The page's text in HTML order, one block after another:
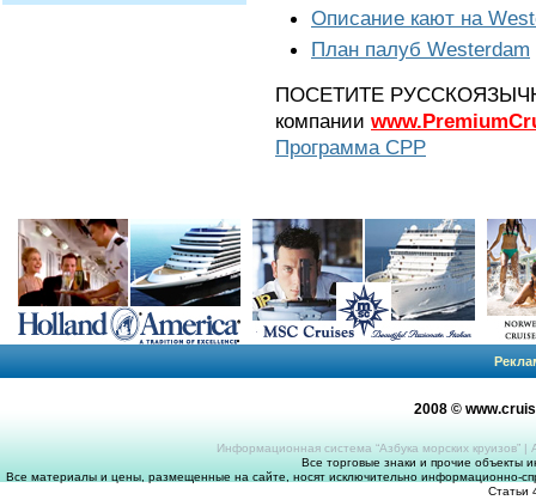
Описание кают на
План палуб Westerdam
ПОСЕТИТЕ
компании
Программа CPP
2008 ©
Информационная система “Азбука морских круизов” |
Все торговые знаки и прочие объекты
Все материалы и цены, размещенные на сайте, носят исключительно информационно-
Статьи